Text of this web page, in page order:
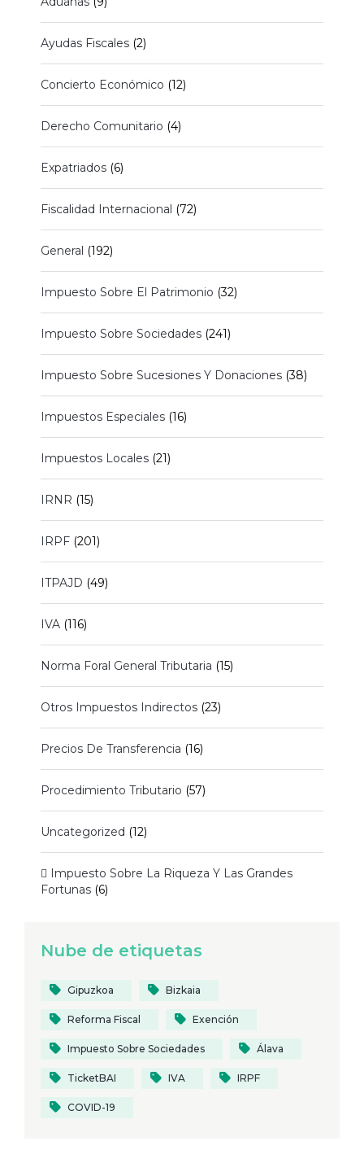
Ayudas Fiscales (2)
Concierto Económico (12)
Derecho Comunitario (4)
Expatriados (6)
Fiscalidad Internacional (72)
General (192)
Impuesto Sobre El Patrimonio (32)
Impuesto Sobre Sociedades (241)
Impuesto Sobre Sucesiones Y Donaciones (38)
Impuestos Especiales (16)
Impuestos Locales (21)
IRNR (15)
IRPF (201)
ITPAJD (49)
IVA (116)
Norma Foral General Tributaria (15)
Otros Impuestos Indirectos (23)
Precios De Transferencia (16)
Procedimiento Tributario (57)
Uncategorized (12)
 Impuesto Sobre La Riqueza Y Las Grandes
Fortunas (6)
Nube de etiquetas
Gipuzkoa Bizkaia
Reforma Fiscal Exención
Impuesto Sobre Sociedades Álava
TicketBAI IVA IRPF
COVID-19